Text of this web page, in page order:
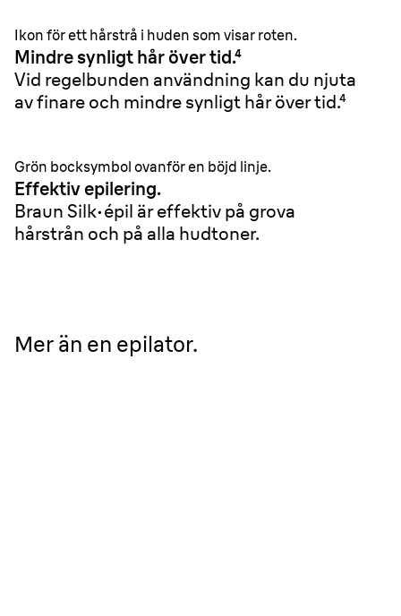
Ikon för ett hårstrå i huden som visar roten.
Mindre synligt hår över tid.⁴
Vid regelbunden användning kan du njuta
av finare och mindre synligt hår över tid.⁴
Grön bocksymbol ovanför en böjd linje.
Effektiv epilering.
Braun Silk·épil är effektiv på grova
hårstrån och på alla hudtoner.
Mer än en epilator.